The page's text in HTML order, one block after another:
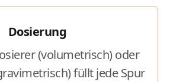
Dosierung
(volumetrisch) oder
füllt jede Spur